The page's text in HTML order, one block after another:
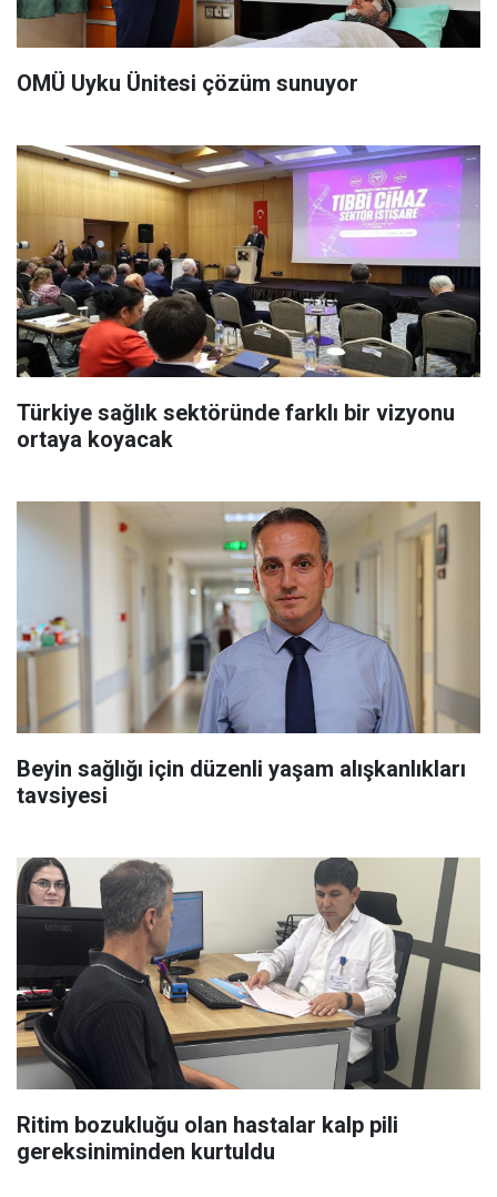
OMÜ Uyku Ünitesi çözüm sunuyor
Türkiye sağlık sektöründe farklı bir vizyonu
ortaya koyacak
Beyin sağlığı için düzenli yaşam alışkanlıkları
tavsiyesi
Ritim bozukluğu olan hastalar kalp pili
gereksiniminden kurtuldu